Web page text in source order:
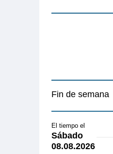
Fin de semana
El tiempo el
Sábado
08.08.2026